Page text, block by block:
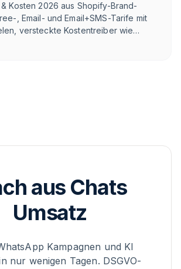
Kosten 2026 aus Shopify-Brand-
, Email- und Email+SMS-Tarife mit
versteckte Kostentreiber wie
aus Chats
Umsatz
Kampagnen und KI
nur wenigen Tagen. DSGVO-